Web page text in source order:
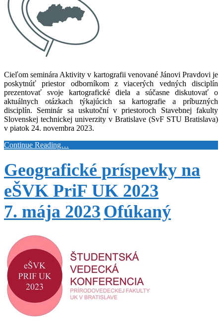
Cieľom seminára Aktivity v kartografii venované Jánovi Pravdovi je
poskytnúť priestor odborníkom z viacerých vedných disciplín
prezentovať svoje kartografické diela a súčasne diskutovať o
aktuálnych otázkach týkajúcich sa kartografie a príbuzných
disciplín. Seminár sa uskutoční v priestoroch Stavebnej fakulty
Slovenskej technickej univerzity v Bratislave (SvF STU Bratislava)
v piatok 24. novembra 2023.
Continue Reading…
Geografické príspevky na
eŠVK PriF UK 2023
7. mája 2023 Ofúkaný